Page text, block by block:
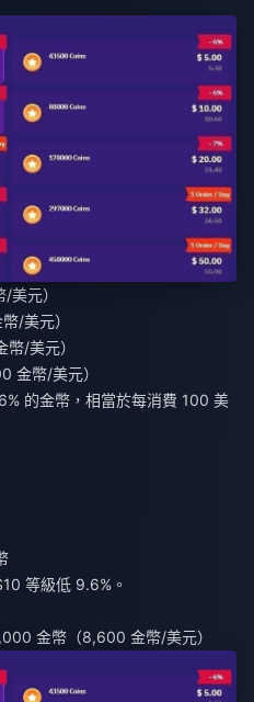
元）
/美元）
/美元）
金幣/美元）
的金幣，相當於每消費 100 美
等級低 9.6%。
金幣（8,600 金幣/美元）